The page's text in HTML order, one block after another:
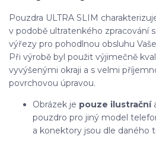
Pouzdra ULTRA SLIM
v podobě ultratenkého zpracování
výřezy pro pohodlnou obsluhu
Při výrobě byl použit výjimečně
vyvýšenými okraji a s velmi
povrchovou úpravou.
Obrázek je pouze ilustrační
pouzdro pro jiný model
a konektory jsou dle daného